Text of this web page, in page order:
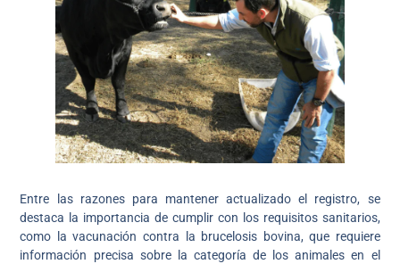
Entre las razones para mantener actualizado el registro, se
destaca la importancia de cumplir con los requisitos sanitarios,
como la vacunación contra la brucelosis bovina, que requiere
información precisa sobre la categoría de los animales en el